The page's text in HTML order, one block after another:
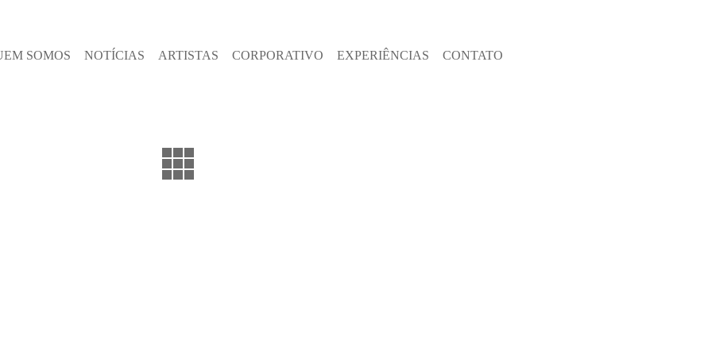
SOMOS NOTÍCIAS ARTISTAS CORPORATIVO EXPERIÊNCIAS CONTATO